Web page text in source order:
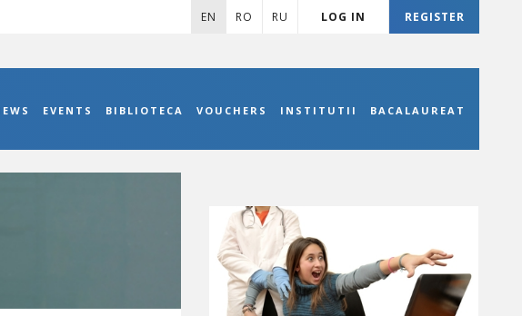
LOG IN REGISTER
EN RO RU
EVENTS BIBLIOTECA VOUCHERS INSTITUTII BACALAUREAT